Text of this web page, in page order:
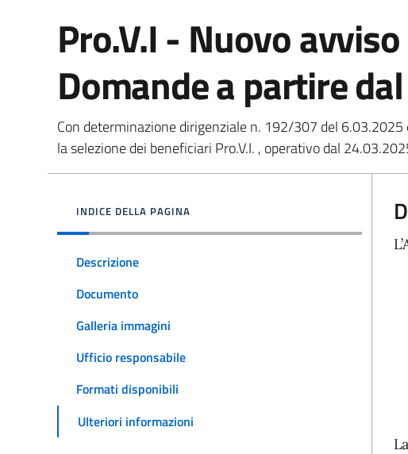
provi nuovo avviso -
Pro.V.I - Nuovo
Domande a partire
Con determinazione dirigenziale n. 192/307 del
la selezione dei beneficiari Pro.V.I. , operativo dal
INDICE DELLA PAGINA
Descrizione
Documento
Galleria immagini
Ufficio responsabile
Formati disponibili
Ulteriori informazioni